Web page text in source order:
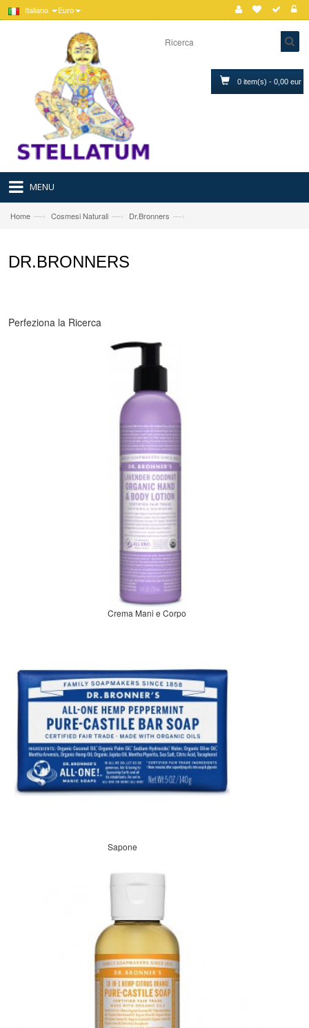
Italiano Euro
0 item(s) - 0,00 eur
MENU
Home —› Cosmesi Naturali —› Dr.Bronners —›
DR.BRONNERS
Perfeziona la Ricerca
Crema Mani e Corpo
Sapone